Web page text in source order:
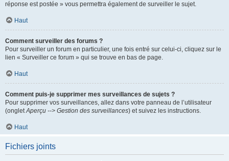
réponse est postée » vous permettra également de surveiller le sujet.
Haut
Comment surveiller des forums ?
Pour surveiller un forum en particulier, une fois entré sur celui-ci, cliquez sur le
lien « Surveiller ce forum » qui se trouve en bas de page.
Haut
Comment puis-je supprimer mes surveillances de sujets ?
Pour supprimer vos surveillances, allez dans votre panneau de l’utilisateur
(ongletAperçu --> Gestion des surveillances) et suivez les instructions.
Haut
Fichiers joints